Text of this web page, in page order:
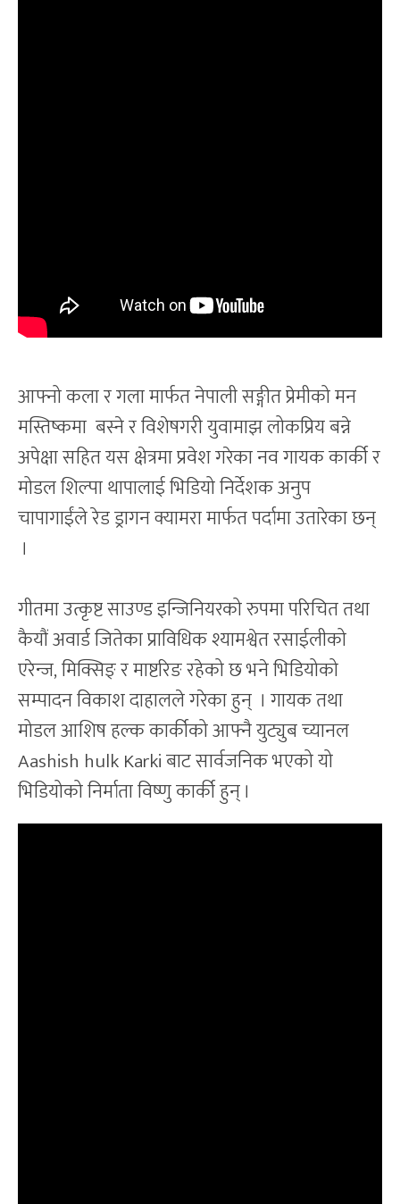
आफ्नो कला र गला मार्फत नेपाली सङ्गीत प्रेमीको मन
मस्तिष्कमा बस्ने र विशेषगरी युवामाझ लोकप्रिय बन्ने
अपेक्षा सहित यस क्षेत्रमा प्रवेश गरेका नव गायक कार्की र
मोडल शिल्पा थापालाई भिडियो निर्देशक अनुप
चापागाईंले रेड ड्रागन क्यामरा मार्फत पर्दामा उतारेका छन्
।
गीतमा उत्कृष्ट साउण्ड इन्जिनियरको रुपमा परिचित तथा
कैयौं अवार्ड जितेका प्राविधिक श्यामश्वेत रसाईलीको
एरेन्ज, मिक्सिङ् र माष्टरिङ रहेको छ भने भिडियोको
सम्पादन विकाश दाहालले गरेका हुन् । गायक तथा
मोडल आशिष हल्क कार्कीको आफ्नै युट्युब च्यानल
Aashish hulk Karki बाट सार्वजनिक भएको यो
भिडियोको निर्माता विष्णु कार्की हुन् ।